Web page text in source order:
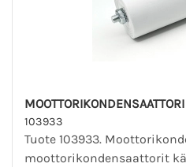
103933
Tuote 103933.
moottorikondensaattorit